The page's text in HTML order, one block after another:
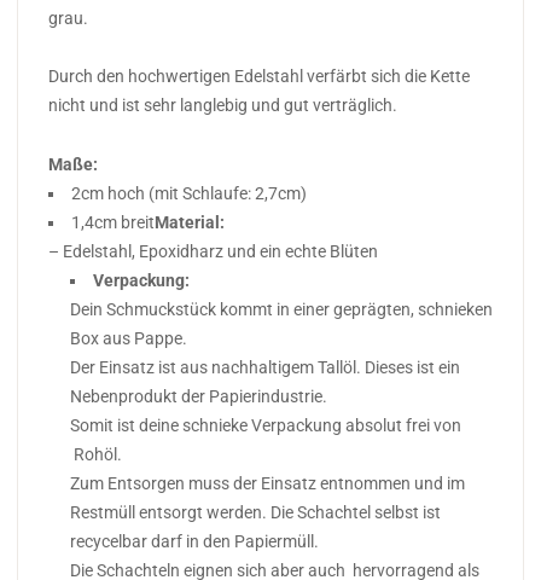
grau.
Durch den hochwertigen Edelstahl verfärbt sich die Kette
nicht und ist sehr langlebig und gut verträglich.
Maße:
2cm hoch (mit Schlaufe: 2,7cm)
1,4cm breitMaterial:
– Edelstahl, Epoxidharz und ein echte Blüten
Verpackung:
Dein Schmuckstück kommt in einer geprägten, schnieken
Box aus Pappe.
Der Einsatz ist aus nachhaltigem Tallöl. Dieses ist ein
Nebenprodukt der Papierindustrie.
Somit ist deine schnieke Verpackung absolut frei von
Rohöl.
Zum Entsorgen muss der Einsatz entnommen und im
Restmüll entsorgt werden. Die Schachtel selbst ist
recycelbar darf in den Papiermüll.
Die Schachteln eignen sich aber auch hervorragend als